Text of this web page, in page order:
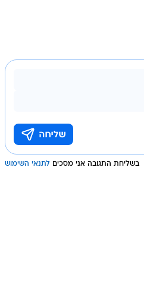
בשליחת התגובה אני מסכים לתנאי השימוש